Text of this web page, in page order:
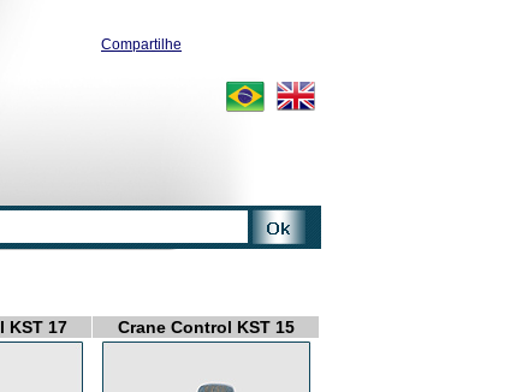
Compartilhe
KST 17 Crane Control KST 15